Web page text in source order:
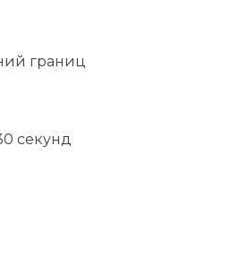
границ
секунд